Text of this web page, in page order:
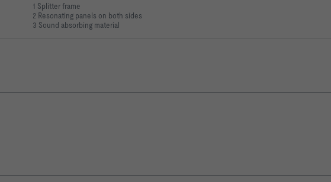
1 Splitter frame
2 Resonating panels on both sides
3 Sound absorbing material